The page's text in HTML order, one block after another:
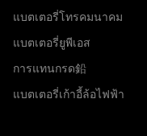
แบตเตอรี่โทรคมนาคม
แบตเตอรี่ยูพีเอส
การแทนกรด鉛
แบตเตอรี่เก้าอี้ล้อไฟฟ้า